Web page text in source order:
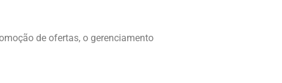
de ofertas, o gerenciamento